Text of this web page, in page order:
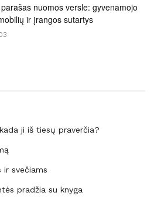
nuomos versle: gyvenamojo
ir įrangos sutartys
ji iš tiesų praverčia?
ir svečiams
pradžia su knyga